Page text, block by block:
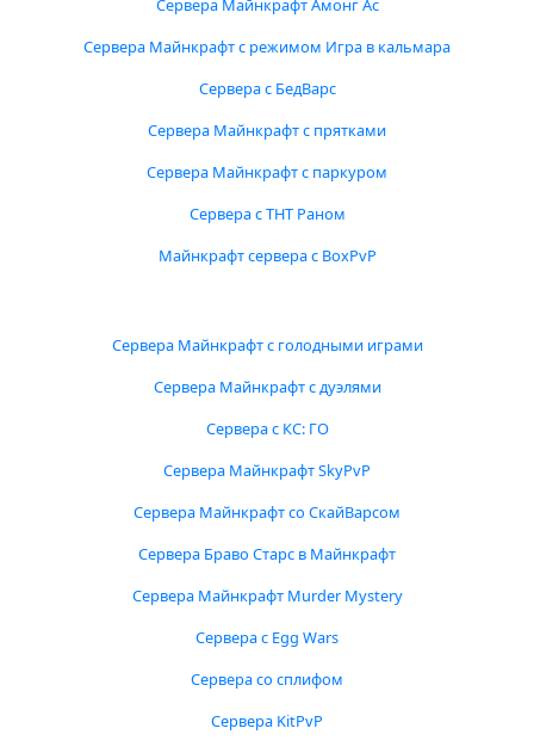
Сервера Майнкрафт Амонг Ас
Сервера Майнкрафт с режимом Игра в кальмара
Сервера с БедВарс
Сервера Майнкрафт с прятками
Сервера Майнкрафт с паркуром
Сервера с ТНТ Раном
Майнкрафт сервера с BoxPvP
Сервера Майнкрафт с голодными играми
Сервера Майнкрафт с дуэлями
Сервера с КС: ГО
Сервера Майнкрафт SkyPvP
Сервера Майнкрафт со СкайВарсом
Сервера Браво Старс в Майнкрафт
Сервера Майнкрафт Murder Mystery
Сервера с Egg Wars
Сервера со сплифом
Сервера KitPvP